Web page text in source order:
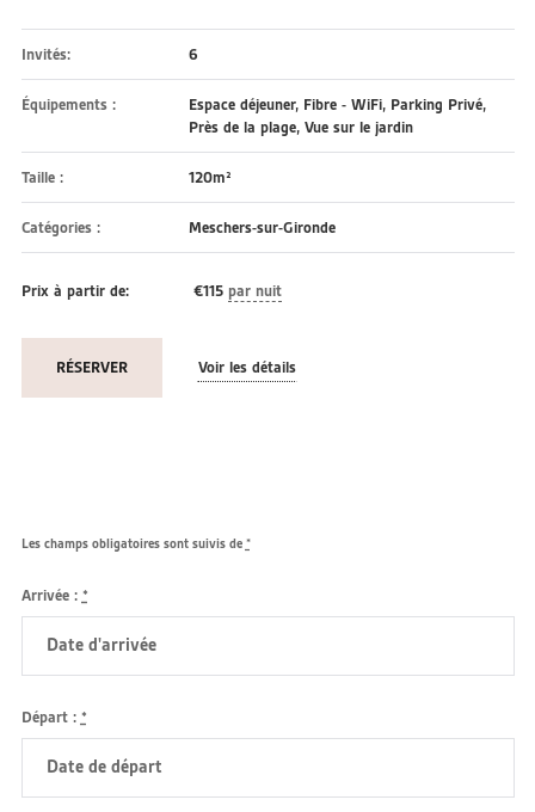
Invités: 6
Équipements : Espace déjeuner, Fibre - WiFi, Parking Privé,
Près de la plage, Vue sur le jardin
Taille : 120m²
Catégories : Meschers-sur-Gironde
Prix à partir de: €115 par nuit
Voir les détails
RÉSERVER
Les champs obligatoires sont suivis de *
Arrivée : *
Départ : *